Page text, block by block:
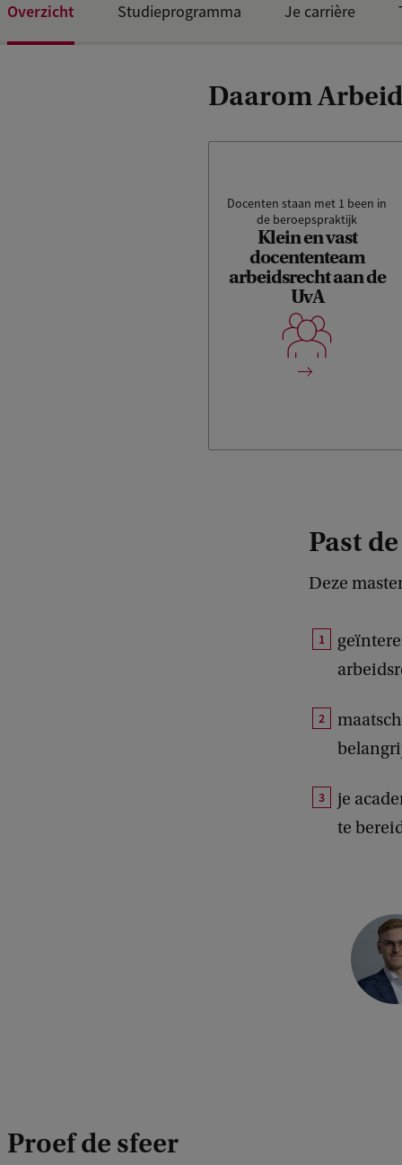
Overzicht Studieprogramma Je carrière
Daarom
Docenten staan met 1 been in
de beroepspraktijk
Klein en vast
docententeam
arbeidsrecht aan de
UvA
Alle docenten van deze
masteropleiding
Arbeidsrecht zijn
gespecialiseerd in de vakken
die ze geven. Ze hebben een
duidelijke visie op het
arbeidsrecht en op de
arbeidsmarkt.
Past
Deze
je
te
Proef de sfeer